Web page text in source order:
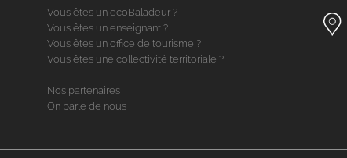
Vous êtes un ecoBaladeur ?
Vous êtes un enseignant ?
Vous êtes un office de tourisme ?
Vous êtes une collectivité territoriale ?
Nos partenaires
On parle de nous